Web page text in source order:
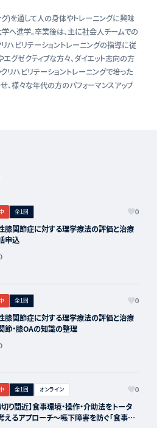
)を通して人の身体やトレーニングに興味
へ進学。卒業後は、主に社会人チームでの
ハビリテーショントレーニングの指導に従
エグゼクティブな方々、ダイエット志向の方
リハビリテーショントレーニングで培った
、様々な年代の方のパフォーマンスアップ
全1回 0
膝関節症に対する理学療法の評価と治療
申込
全1回 0
膝関節症に対する理学療法の評価と治療
節・膝OAの知識の整理
全1回 オンライン 0
り間近】食事環境・操作・介助法をトータ
えるアプローチ～嚥下障害を防ぐ「食事介